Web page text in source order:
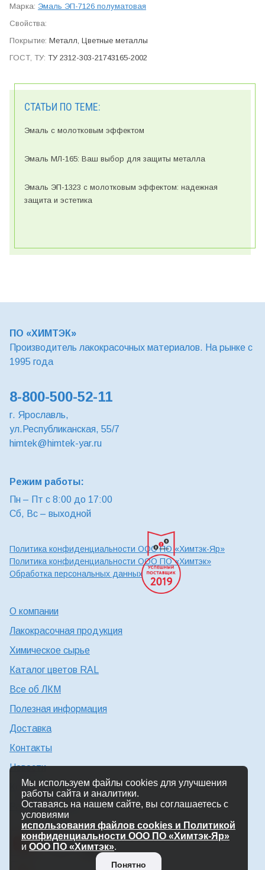
Эмаль ЭП-7126 полуматовая
Металл, Цветные металлы
ТУ 2312-303-21743165-2002
СТАТЬИ ПО ТЕМЕ:
Эмаль с молотковым эффектом
Эмаль МЛ-165: Ваш выбор для защиты металла
Эмаль ЭП-1323 с молотковым эффектом: надежная
защита и эстетика
ПО «ХИМТЭК»
Производитель лакокрасочных материалов. На рынке с
1995 года
8-800-500-52-11
г. Ярославль,
ул.Республиканская, 55/7
himtek@himtek-yar.ru
Режим работы:
Пн – Пт с 8:00 до 17:00
Сб, Вс – выходной
Политика конфиденциальности ООО ПО «Химтэк-Яр»
Политика конфиденциальности ООО ПО «Химтэк»
Обработка персональных данных
О компании
Лакокрасочная продукция
Химическое сырье
Каталог цветов RAL
Все об ЛКМ
Полезная информация
Доставка
Контакты
Новости
Консультация технолога
Работа в Химтэк
Мы используем файлы cookies для улучшения
работы сайта и аналитики.
Оставаясь на нашем сайте, вы соглашаетесь с
условиями
использования файлов cookies и Политикой
конфиденциальности ООО ПО «Химтэк-Яр»
и ООО ПО «Химтэк».
Понятно